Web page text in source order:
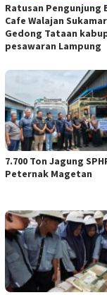
Ratusan Pengunjung
Cafe Walajan
Gedong Tataan
pesawaran Lampung
7.700 Ton Jagung
Peternak Magetan